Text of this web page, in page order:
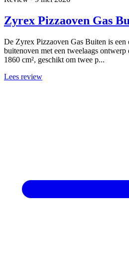
Zyrex Pizzaoven Gas
De Zyrex Pizzaoven Gas Buiten is een
buitenoven met een tweelaags
1860 cm², geschikt om twee p...
Lees review